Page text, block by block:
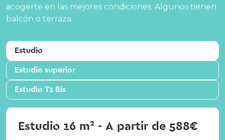
acogerte en las mejores condiciones. Algunos tienen
balcón o terraza.
Estudio
Estudio superior
Estudio T1 Bis
Estudio 16 m² - A partir de 588€